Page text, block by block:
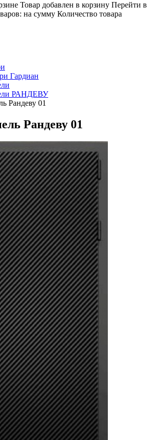
Товар добавлен в корзину Перейти в
на сумму Количество товара
Гардиан
РАНДЕВУ
Рандеву 01
Рандеву 01